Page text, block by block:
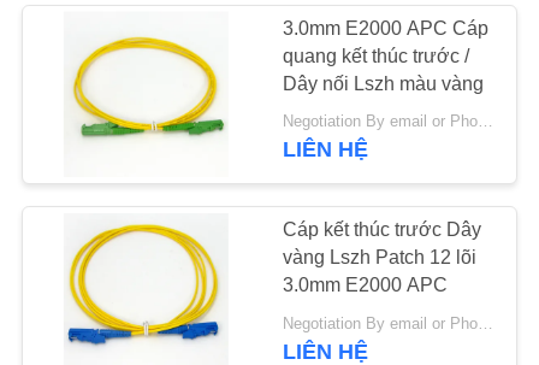
THAM
QUAN
NHÀ
KIỂM
SOÁT
CHẤT
LƯỢNG
3.0mm E2000 APC Cáp
quang kết thúc trước /
Dây nối Lszh màu vàng
Negotiation By email or Phone Call MOQ:Moq nói là 10 cái
LIÊN HỆ
Cáp kết thúc trước Dây
vàng Lszh Patch 12 lõi
3.0mm E2000 APC
LIÊN HỆ